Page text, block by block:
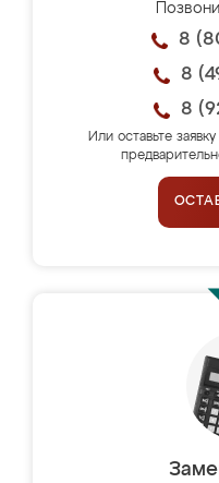
8
8
8
Или оставьте